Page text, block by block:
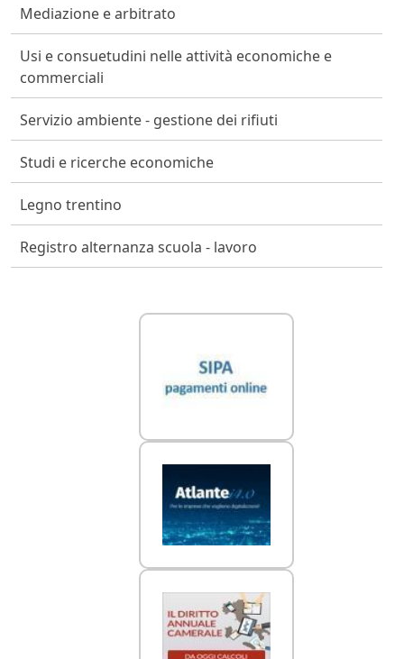
Mediazione e arbitrato
Usi e consuetudini nelle attività economiche e
commerciali
Servizio ambiente - gestione dei rifiuti
Studi e ricerche economiche
Legno trentino
Registro alternanza scuola - lavoro